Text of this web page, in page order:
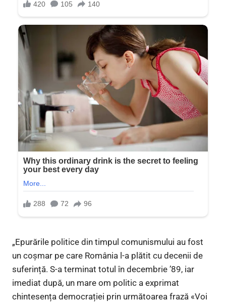
„Epurările politice din timpul comunismului au fost
un coșmar pe care România l-a plătit cu decenii de
suferință. S-a terminat totul în decembrie ’89, iar
imediat după, un mare om politic a exprimat
chintesența democrației prin următoarea frază «Voi